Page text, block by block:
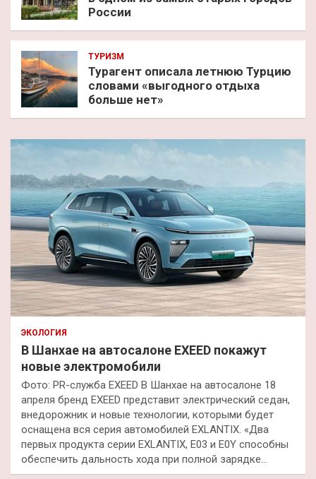
России
ТУРИЗМ
Турагент описала летнюю Турцию
словами «выгодного отдыха
больше нет»
ЭКОЛОГИЯ
В Шанхае на автосалоне EXEED покажут
новые электромобили
Фото: PR-служба EXEED В Шанхае на автосалоне 18
апреля бренд EXEED представит электрический седан,
внедорожник и новые технологии, которыми будет
оснащена вся серия автомобилей EXLANTIX. «Два
первых продукта серии EXLANTIX, E03 и E0Y способны
обеспечить дальность хода при полной зарядке…